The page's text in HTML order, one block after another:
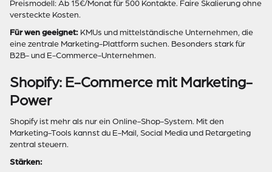
Preismodell: Ab 15€/Monat für 500 Kontakte. Faire Skalierung ohne
versteckte Kosten.
Für wen geeignet: KMUs und mittelständische Unternehmen, die
eine zentrale Marketing-Plattform suchen. Besonders stark für
B2B- und E-Commerce-Unternehmen.
Shopify: E-Commerce mit Marketing-
Power
Shopify ist mehr als nur ein Online-Shop-System. Mit den
Marketing-Tools kannst du E-Mail, Social Media und Retargeting
zentral steuern.
Stärken: